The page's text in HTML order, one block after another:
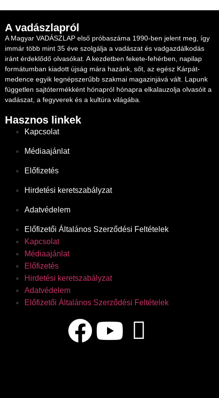
A vadászlapról
A Magyar VADÁSZLAP első próbaszáma 1990-ben jelent meg, így
immár több mint 35 éve szolgálja a vadászat és vadgazdálkodás
iránt érdeklődő olvasókat. A kezdetben fekete-fehérben, napilap
formátumban kiadott újság mára hazánk, sőt, az egész Kárpát-
medence egyik legnépszerűbb szakmai magazinjává vált. Lapunk
független sajtótermékként hónapról hónapra elkalauzolja olvasóit a
vadászat, a fegyverek és a kultúra világába.
Hasznos linkek
Kapcsolat
Médiaajánlat
Előfizetés
Hirdetési keretszabályzat
Adatvédelem
Előfizetői Általános Szerződési Feltételek
Kapcsolat
Médiaajánlat
Előfizetés
Hirdetési keretszabályzat
Adatvédelem
Előfizetői Általános Szerződési Feltételek